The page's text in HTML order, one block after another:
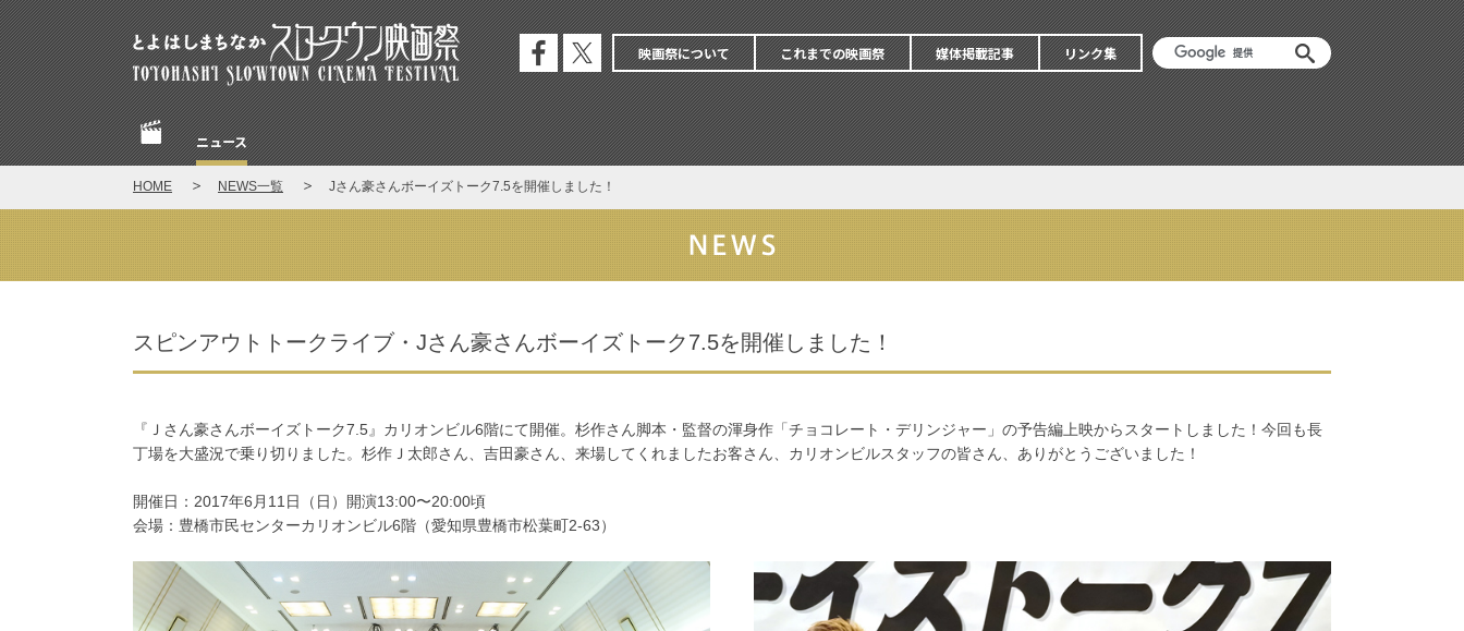
とよはしまちなかスロータウン映画祭
公式
フェ
イス
ブッ
ク
公式
エッ
クス
ニュース
映画祭について これまでの映画祭 媒体掲載記事 リンク集
HOME NEWS一覧 Jさん豪さんボーイズトーク7.5を開催しました！
スピンアウトトークライブ・Jさん豪さんボーイズトーク7.5を開催しました！
『Ｊさん豪さんボーイズトーク7.5』カリオンビル6階にて開催。杉作さん脚本・監督の渾身作「チョコレート・デリンジャー」の予告編上映からスタートしました！今回も長
丁場を大盛況で乗り切りました。杉作Ｊ太郎さん、吉田豪さん、来場してくれましたお客さん、カリオンビルスタッフの皆さん、ありがとうございました！
開催日：2017年6月11日（日）開演13:00〜20:00頃
会場：豊橋市民センターカリオンビル6階（愛知県豊橋市松葉町2-63）